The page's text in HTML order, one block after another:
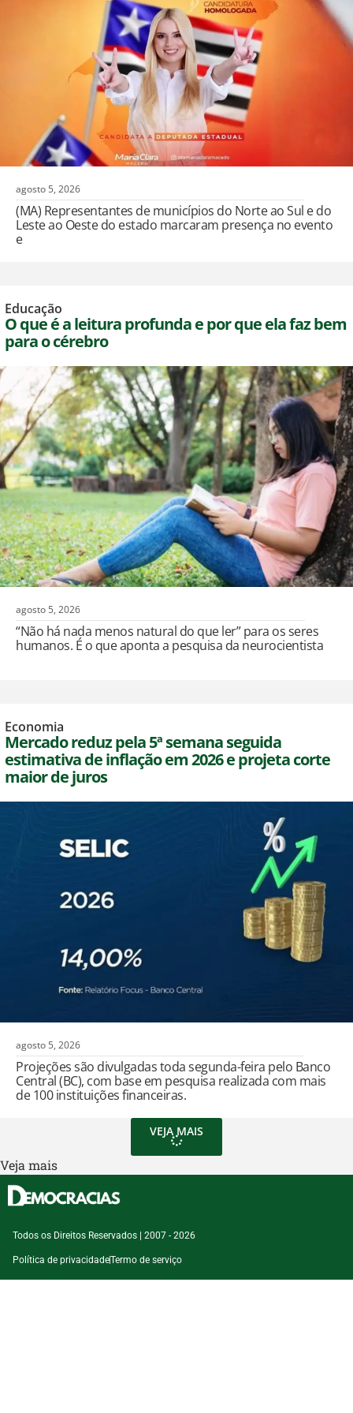
agosto 5, 2026
(MA) Representantes de municípios do Norte ao Sul e do
Leste ao Oeste do estado marcaram presença no evento
e
Educação
O que é a leitura profunda e por que ela faz bem
para o cérebro
agosto 5, 2026
“Não há nada menos natural do que ler” para os seres
humanos. É o que aponta a pesquisa da neurocientista
Economia
Mercado reduz pela 5ª semana seguida
estimativa de inflação em 2026 e projeta corte
maior de juros
agosto 5, 2026
Projeções são divulgadas toda segunda-feira pelo Banco
Central (BC), com base em pesquisa realizada com mais
de 100 instituições financeiras.
VEJA MAIS
Veja mais
Todos os Direitos Reservados | 2007 - 2026
Política de privacidadeTermo de serviço